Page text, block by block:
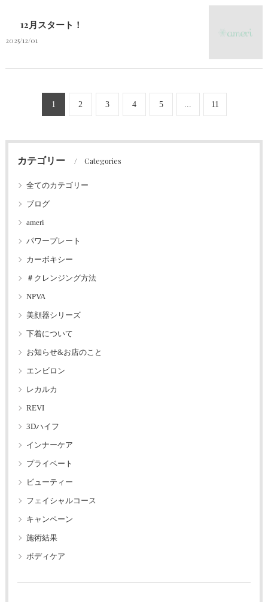
12月スタート！
2025/12/01
1 2 3 4 5 ... 11
カテゴリー Categories
全てのカテゴリー
ブログ
ameri
パワープレート
カーボキシー
＃クレンジング方法
NPVA
美顔器シリーズ
下着について
お知らせ&お店のこと
エンビロン
レカルカ
REVI
3Dハイフ
インナーケア
プライベート
ビューティー
フェイシャルコース
キャンペーン
施術結果
ボディケア